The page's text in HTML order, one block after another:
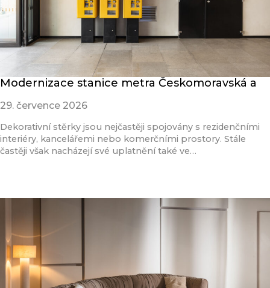
Modernizace stanice metra Českomoravská a
29. července 2026
Dekorativní stěrky jsou nejčastěji spojovány s rezidenčními
interiéry, kancelářemi nebo komerčními prostory. Stále
častěji však nacházejí své uplatnění také ve…